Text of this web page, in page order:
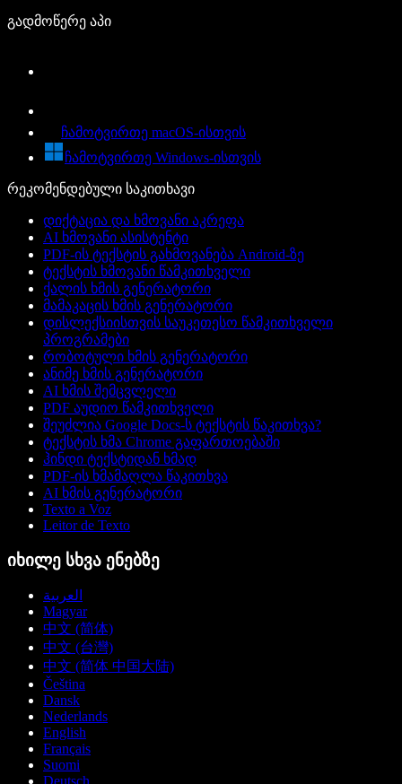
გადმოწერე აპი
ჩამოტვირთე macOS-ისთვის
ჩამოტვირთე Windows-ისთვის
რეკომენდებული საკითხავი
დიქტაცია და ხმოვანი აკრეფა
AI ხმოვანი ასისტენტი
PDF-ის ტექსტის გახმოვანება Android-ზე
ტექსტის ხმოვანი წამკითხველი
ქალის ხმის გენერატორი
მამაკაცის ხმის გენერატორი
დისლექსიისთვის საუკეთესო წამკითხველი
პროგრამები
რობოტული ხმის გენერატორი
ანიმე ხმის გენერატორი
AI ხმის შემცვლელი
PDF აუდიო წამკითხველი
შეუძლია Google Docs-ს ტექსტის წაკითხვა?
ტექსტის ხმა Chrome გაფართოებაში
ჰინდი ტექსტიდან ხმად
PDF-ის ხმამაღლა წაკითხვა
AI ხმის გენერატორი
Texto a Voz
Leitor de Texto
იხილე სხვა ენებზე
العربية
Magyar
中文 (简体)
中文 (台灣)
中文 (简体 中国大陆)
Čeština
Dansk
Nederlands
English
Français
Suomi